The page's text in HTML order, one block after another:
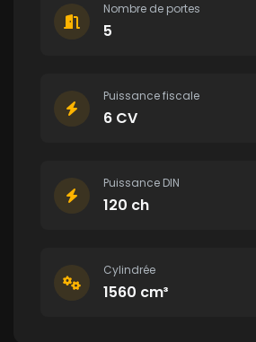
Nombre de portes
5
Puissance fiscale
6 CV
Puissance DIN
120 ch
Cylindrée
1560 cm³